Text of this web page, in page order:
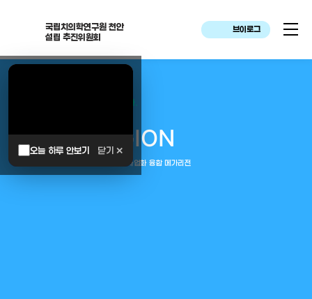
국립치의학연구원 천안
설립 추진위원회
브이로그
오늘 하루 안보기 닫기 ✕
대한민국은 두번이나 약속하였습니다.
MEGAREGION
중부권 전체를 잇는 연구–임상–평가–사업화 융합 메가리전